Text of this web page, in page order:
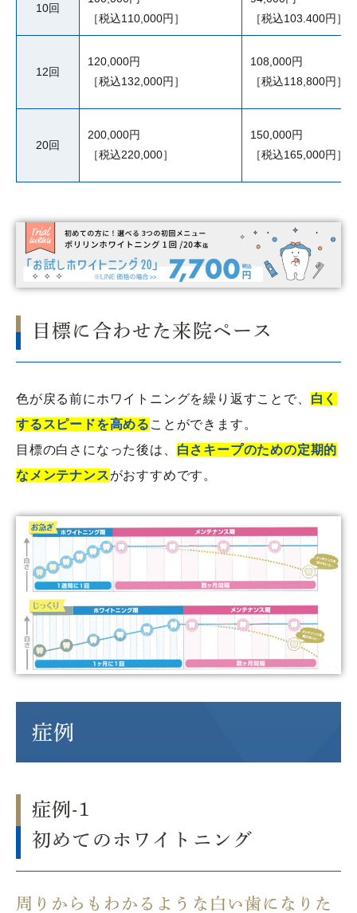
10回
［税込110,000円］
［税込103.400円］
12回
120,000円
［税込132,000円］
108,000円
［税込118,800円］
20回
200,000円
［税込220,000］
150,000円
［税込165,000円］
目標に合わせた来院ペース
色が戻る前にホワイトニングを繰り返すことで、 白く
するスピードを高める ことができます。
目標の白さになった後は、 白さキープのための定期的
なメンテナンスがおすすめです。
症例
症例-1
初めてのホワイトニング
周りからもわかるような白い歯になりた